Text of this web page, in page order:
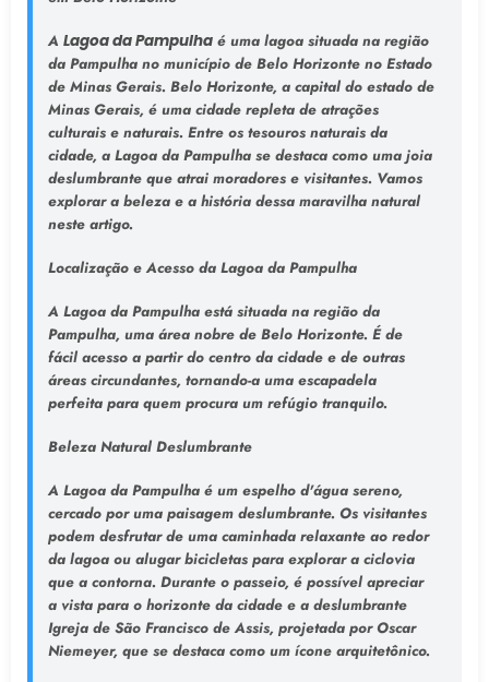
A Lagoa da Pampulha é uma lagoa situada na região
da Pampulha no município de Belo Horizonte no Estado
de Minas Gerais. Belo Horizonte, a capital do estado de
Minas Gerais, é uma cidade repleta de atrações
culturais e naturais. Entre os tesouros naturais da
cidade, a Lagoa da Pampulha se destaca como uma joia
deslumbrante que atrai moradores e visitantes. Vamos
explorar a beleza e a história dessa maravilha natural
neste artigo.
Localização e Acesso da Lagoa da Pampulha
A Lagoa da Pampulha está situada na região da
Pampulha, uma área nobre de Belo Horizonte. É de
fácil acesso a partir do centro da cidade e de outras
áreas circundantes, tornando-a uma escapadela
perfeita para quem procura um refúgio tranquilo.
Beleza Natural Deslumbrante
A Lagoa da Pampulha é um espelho d'água sereno,
cercado por uma paisagem deslumbrante. Os visitantes
podem desfrutar de uma caminhada relaxante ao redor
da lagoa ou alugar bicicletas para explorar a ciclovia
que a contorna. Durante o passeio, é possível apreciar
a vista para o horizonte da cidade e a deslumbrante
Igreja de São Francisco de Assis, projetada por Oscar
Niemeyer, que se destaca como um ícone arquitetônico.